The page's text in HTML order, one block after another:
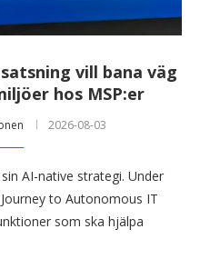
vill bana väg
hos MSP:er
2026-08-03
AI-native strategi. Under
to Autonomous IT
som ska hjälpa